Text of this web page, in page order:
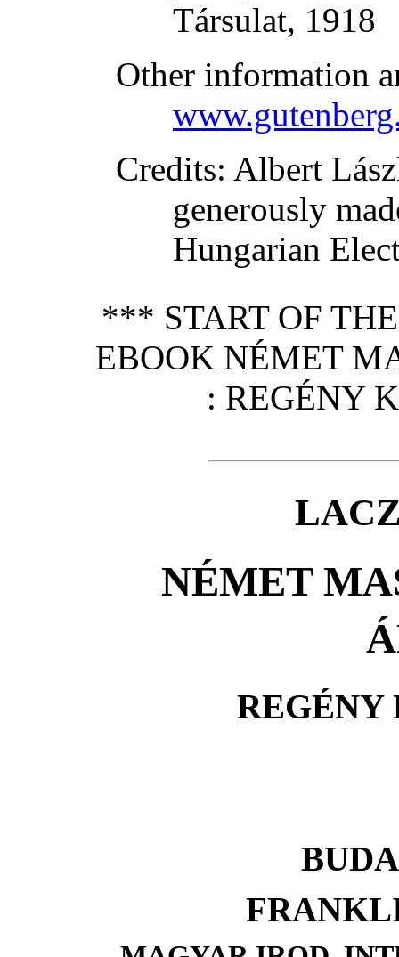
Társulat, 1918
Other information
Credits: Albert
generously
Hungarian
*** START OF
EBOOK NÉMET
: REGÉNY
NÉMET
REGÉNY